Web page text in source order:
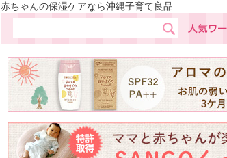
赤ちゃんの保湿ケアなら沖縄子育て良品